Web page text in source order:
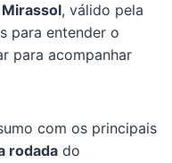
Mirassol, válido pela
para entender o
para acompanhar
com os principais
rodada do